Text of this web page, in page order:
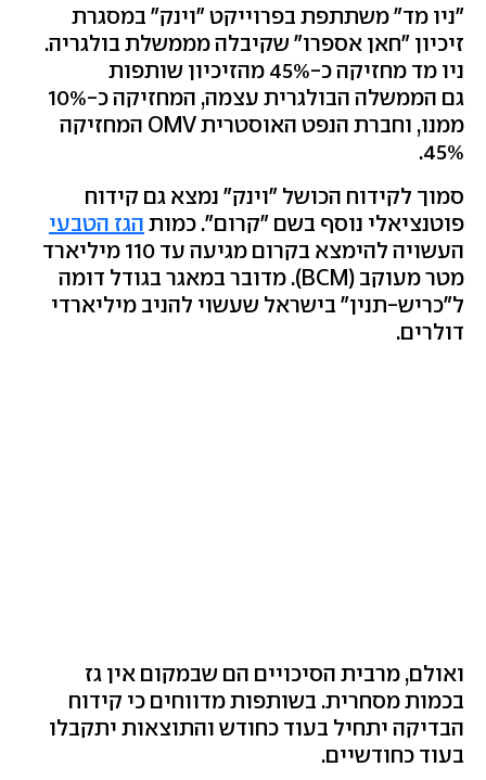
"ניו מד" משתתפת בפרוייקט "וינק" במסגרת
זיכיון "חאן אספרו" שקיבלה מממשלת בולגריה.
ניו מד מחזיקה כ-45% מהזיכיון שותפות
גם הממשלה הבולגרית עצמה, המחזיקה כ-10%
ממנו, וחברת הנפט האוסטרית OMV המחזיקה
45%.
סמוך לקידוח הכושל "וינק" נמצא גם קידוח
פוטנציאלי נוסף בשם "קרום". כמותהגז הטבעי
העשויה להימצא בקרום מגיעה עד 110 מיליארד
מטר מעוקב (BCM). מדובר במאגר בגודל דומה
ל"כריש-תנין" בישראל שעשוי להניב מיליארדי
דולרים.
ואולם, מרבית הסיכויים הם שבמקום אין גז
בכמות מסחרית. בשותפות מדווחים כי קידוח
הבדיקה יתחיל בעוד כחודש והתוצאות יתקבלו
בעוד כחודשיים.